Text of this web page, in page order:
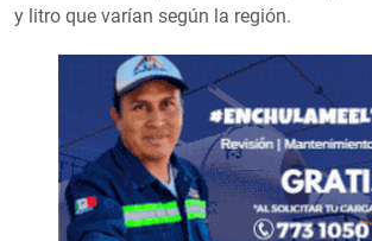
y litro que varían según la región.